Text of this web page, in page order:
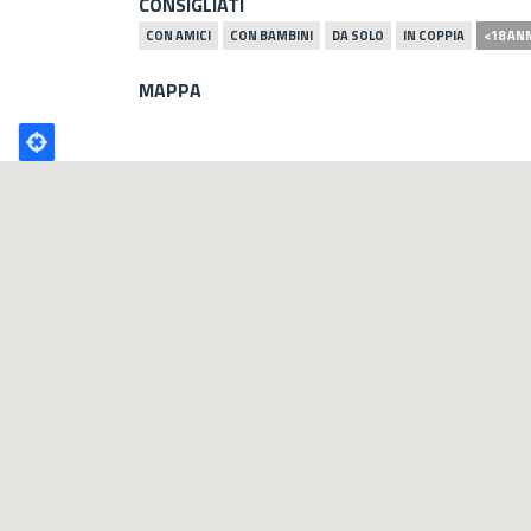
CON AMICI CON BAMBINI DA SOLO IN COPPIA <18
MAPPA
Poligono
GEO